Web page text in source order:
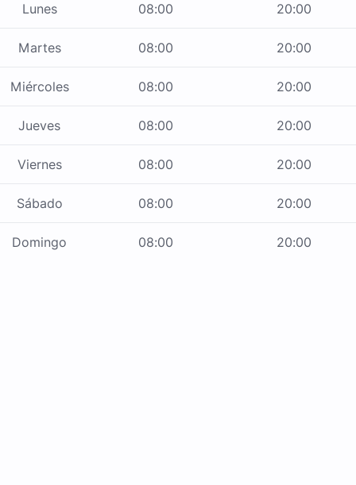
Lunes 08:00 20:00
Martes 08:00 20:00
Miércoles 08:00 20:00
Jueves 08:00 20:00
Viernes 08:00 20:00
Sábado 08:00 20:00
Domingo 08:00 20:00